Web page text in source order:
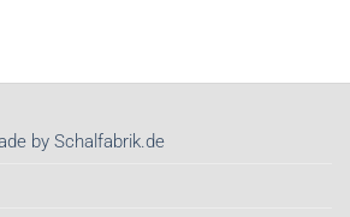
wichtigstes
sind
kaufen
Schals
by Schalfabrik.de